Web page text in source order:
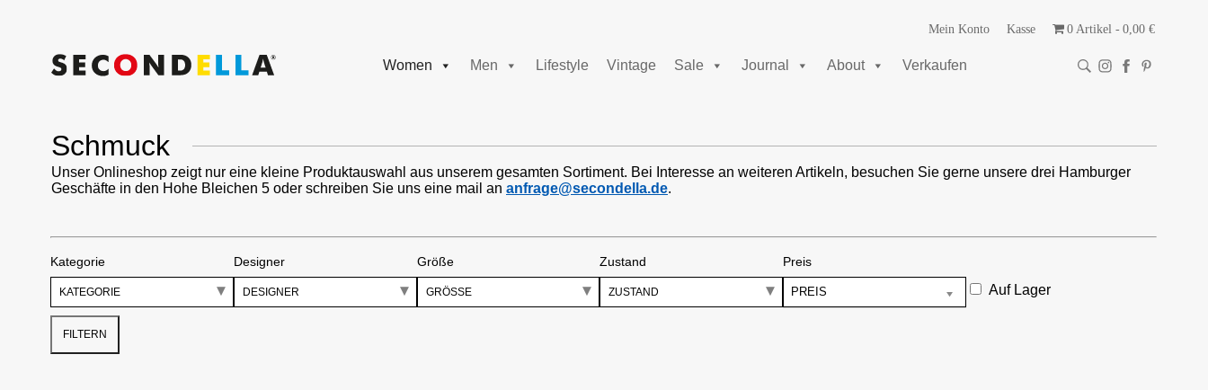
Mein Konto Kasse 0 Artikel 0,00 €
Women Men Lifestyle Vintage Sale Journal About Verkaufen
Schmuck
Unser Onlineshop zeigt nur eine kleine Produktauswahl aus unserem gesamten Sortiment. Bei Interesse an weiteren Artikeln, besuchen Sie gerne unsere drei Hamburger
Geschäfte in den Hohe Bleichen 5 oder schreiben Sie uns eine mail an anfrage@secondella.de.
Kategorie
KATEGORIE
Designer
DESIGNER
Größe
GRÖSSE
Zustand
ZUSTAND
Preis
PREIS Auf Lager
FILTERN